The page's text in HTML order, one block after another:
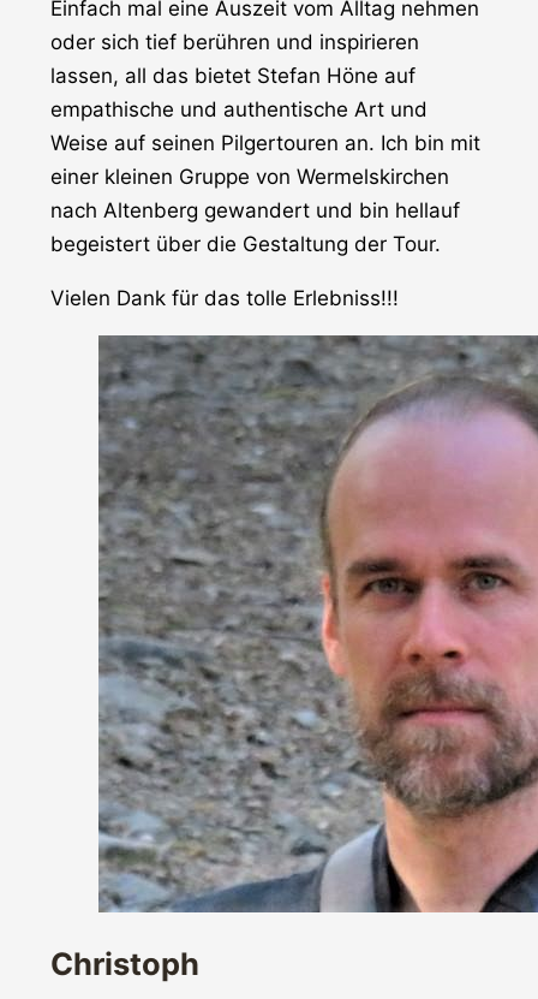
Einfach mal eine Auszeit vom Alltag nehmen
oder sich tief berühren und inspirieren
lassen, all das bietet Stefan Höne auf
empathische und authentische Art und
Weise auf seinen Pilgertouren an. Ich bin mit
einer kleinen Gruppe von Wermelskirchen
nach Altenberg gewandert und bin hellauf
begeistert über die Gestaltung der Tour.
Vielen Dank für das tolle Erlebniss!!!
Christoph